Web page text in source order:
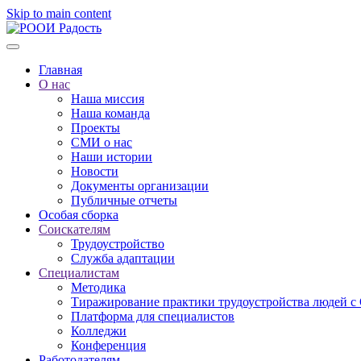
Skip to main content
Главная
О нас
Наша миссия
Наша команда
Проекты
СМИ о нас
Наши истории
Новости
Документы организации
Публичные отчеты
Особая сборка
Соискателям
Трудоустройство
Служба адаптации
Специалистам
Методика
Тиражирование практики трудоустройства людей
Платформа для специалистов
Колледжи
Конференция